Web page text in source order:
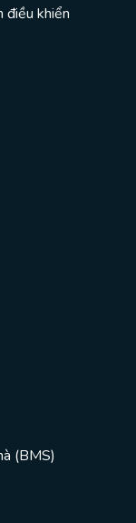
điều khiển
(BMS)